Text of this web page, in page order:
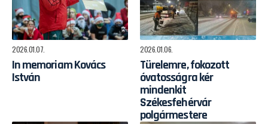
2026.01.07.
In memoriam Kovács
István
2026.01.06.
Türelemre, fokozott
óvatosságra kér
mindenkit
Székesfehérvár
polgármestere